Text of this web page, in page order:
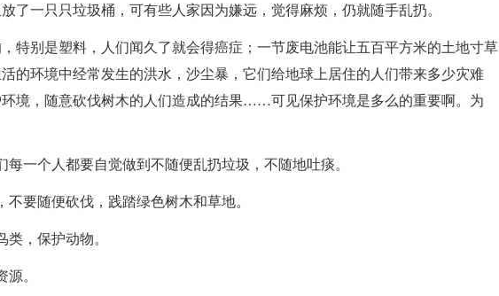
了一只只垃圾桶，可有些人家因为嫌远，觉得麻烦，仍就随手乱扔。
特别是塑料，人们闻久了就会得癌症；一节废电池能让五百平方米的土地寸草
的环境中经常发生的洪水，沙尘暴，它们给地球上居住的人们带来多少灾难
境，随意砍伐树木的人们造成的结果……可见保护环境是多么的重要啊。为
每一个人都要自觉做到不随便乱扔垃圾，不随地吐痰。
不要随便砍伐，践踏绿色树木和草地。
类，保护动物。
。